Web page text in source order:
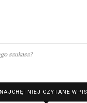
NAJCHĘTNIEJ CZYTANE